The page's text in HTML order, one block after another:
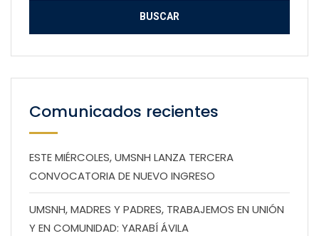
Comunicados recientes
ESTE MIÉRCOLES, UMSNH LANZA TERCERA
CONVOCATORIA DE NUEVO INGRESO
UMSNH, MADRES Y PADRES, TRABAJEMOS EN UNIÓN
Y EN COMUNIDAD: YARABÍ ÁVILA